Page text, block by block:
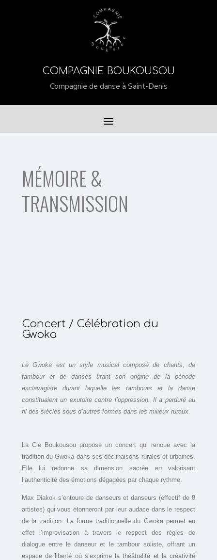
COMPAGNIE BOUKOUSOU
Compagnie de danse à Saint-Denis
MÉMOIRE &
TRANSMISSION
Concert / Célébration du
Gwoka
Le Gwoka est un style musical composé de chants, de
tambour et de danses tirant son origine de la période
esclavagiste durant laquelle les tambours et la danse
constituaient un exutoire contre l’oppression. Il a perduré au
fil des siècles sous d’autres formes dans les milieux ruraux.
La Cie Boukousou propose un concert qui renoue avec la
tradition du Gwoka dans ses déclinaisons rurales et urbaines.
Elle lui redonne sa dimension sacrée en valorisant
l’authenticité des émotions dégagées par chaque rythme.
Max Diakok s’entoure de danseurs et danseurs (effectif de 8
artistes) qui vous étonneront par leur audace dans le respect
de la tradition. La forme traditionnelle du Gwoka permet en
effet l’improvisation à travers le respect des règles de
dialogue entre le danseur et le tambour soliste, offrant un
espace de liberté où s’exprime la théâtralité et la créativité